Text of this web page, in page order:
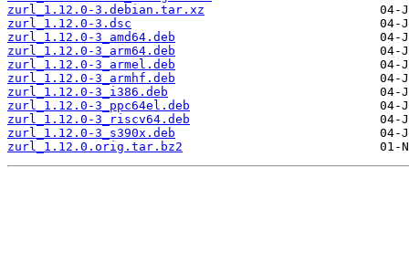
zurl_1.12.0-3.debian.tar.xz
zurl_1.12.0-3.dsc
zurl_1.12.0-3_amd64.deb
zurl_1.12.0-3_arm64.deb
zurl_1.12.0-3_armel.deb
zurl_1.12.0-3_armhf.deb
zurl_1.12.0-3_i386.deb
zurl_1.12.0-3_ppc64el.deb
zurl_1.12.0-3_riscv64.deb
zurl_1.12.0-3_s390x.deb
zurl_1.12.0.orig.tar.bz2